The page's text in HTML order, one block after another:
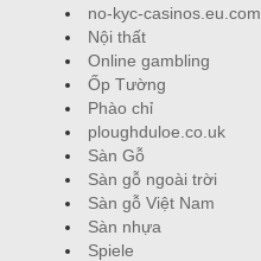
no-kyc-casinos.eu.com
Nội thất
Online gambling
Ốp Tường
Phào chỉ
ploughduloe.co.uk
Sàn Gỗ
Sàn gỗ ngoài trời
Sàn gỗ Việt Nam
Sàn nhựa
Spiele